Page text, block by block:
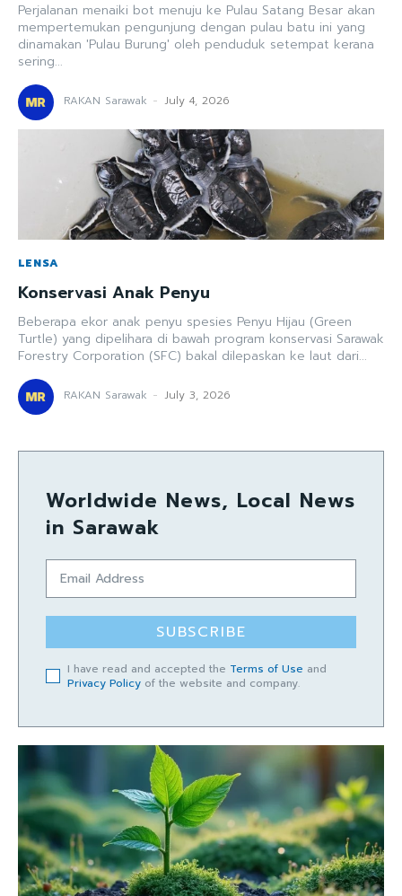
Perjalanan menaiki bot menuju ke Pulau Satang Besar akan
mempertemukan pengunjung dengan pulau batu ini yang
dinamakan 'Pulau Burung' oleh penduduk setempat kerana
sering...
RAKAN Sarawak - July 4, 2026
LENSA
Konservasi Anak Penyu
Beberapa ekor anak penyu spesies Penyu Hijau (Green
Turtle) yang dipelihara di bawah program konservasi Sarawak
Forestry Corporation (SFC) bakal dilepaskan ke laut dari...
RAKAN Sarawak - July 3, 2026
Worldwide News, Local News
in Sarawak
SUBSCRIBE
I have read and accepted the Terms of Use and
Privacy Policy of the website and company.